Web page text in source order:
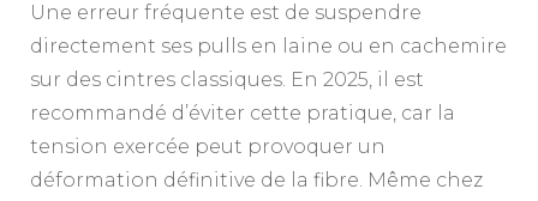
Une erreur fréquente est de suspendre
directement ses pulls en laine ou en cachemire
sur des cintres classiques. En 2025, il est
recommandé d’éviter cette pratique, car la
tension exercée peut provoquer un
déformation définitive de la fibre. Même chez